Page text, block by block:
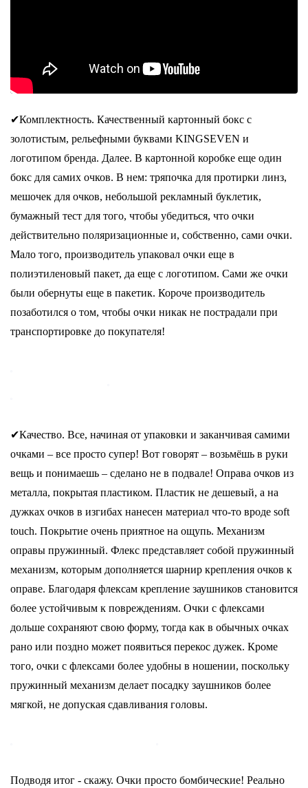
✔Комплектность. Качественный картонный бокс с
золотистым, рельефными буквами KINGSEVEN и
логотипом бренда. Далее. В картонной коробке еще один
бокс для самих очков. В нем: тряпочка для протирки линз,
мешочек для очков, небольшой рекламный буклетик,
бумажный тест для того, чтобы убедиться, что очки
действительно поляризационные и, собственно, сами очки.
Мало того, производитель упаковал очки еще в
полиэтиленовый пакет, да еще с логотипом. Сами же очки
были обернуты еще в пакетик. Короче производитель
позаботился о том, чтобы очки никак не пострадали при
транспортировке до покупателя!
✔Качество. Все, начиная от упаковки и заканчивая самими
очками – все просто супер! Вот говорят – возьмёшь в руки
вещь и понимаешь – сделано не в подвале! Оправа очков из
металла, покрытая пластиком. Пластик не дешевый, а на
дужках очков в изгибах нанесен материал что-то вроде soft
touch. Покрытие очень приятное на ощупь. Механизм
оправы пружинный. Флекс представляет собой пружинный
механизм, которым дополняется шарнир крепления очков к
оправе. Благодаря флексам крепление заушников становится
более устойчивым к повреждениям. Очки с флексами
дольше сохраняют свою форму, тогда как в обычных очках
рано или поздно может появиться перекос дужек. Кроме
того, очки с флексами более удобны в ношении, поскольку
пружинный механизм делает посадку заушников более
мягкой, не допуская сдавливания головы.
Подводя итог - скажу. Очки просто бомбические! Реально